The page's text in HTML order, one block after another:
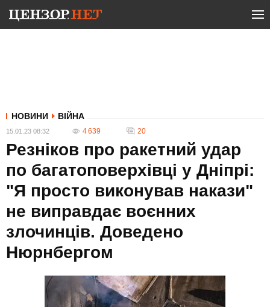
НОВИНИ ВІЙНА
15.01.23 08:32 4 639 20
Резніков про ракетний удар
по багатоповерхівці у Дніпрі:
"Я просто виконував накази"
не виправдає воєнних
злочинців. Доведено
Нюрнбергом